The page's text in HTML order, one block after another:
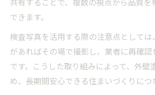
できます。
検査写真を活用する際の注意点として
があればその場で撮影し、業者に再確認
です。こうした取り組みによって、外壁
め、長期間安心できる住まいづくりにつ